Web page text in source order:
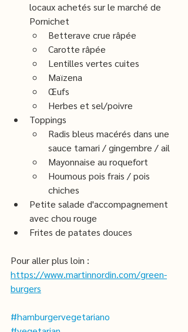
locaux achetés sur le marché de
Pornichet
Betterave crue râpée
Carotte râpée
Lentilles vertes cuites
Maïzena
Œufs
Herbes et sel/poivre
Toppings
Radis bleus macérés dans une
sauce tamari / gingembre / ail
Mayonnaise au roquefort
Houmous pois frais / pois
chiches
Petite salade d'accompagnement
avec chou rouge
Frites de patates douces
Pour aller plus loin :
https://www.martinnordin.com/green-
burgers
#hamburgervegetariano